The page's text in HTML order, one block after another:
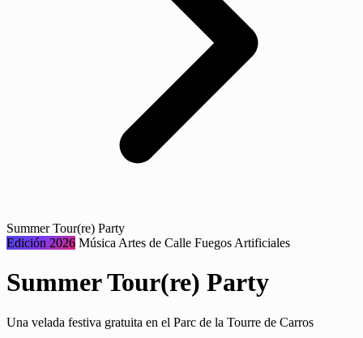
Summer Tour(re) Party
Edición 2026 Música Artes de Calle Fuegos Artificiales
Summer Tour(re) Party
Una velada festiva gratuita en el Parc de la Tourre de Carros